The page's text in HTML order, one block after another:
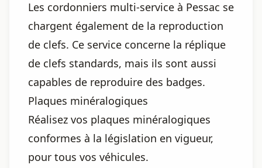
Les cordonniers multi-service à Pessac se
chargent également de la reproduction
de clefs. Ce service concerne la réplique
de clefs standards, mais ils sont aussi
capables de reproduire des badges.
Plaques minéralogiques
Réalisez vos plaques minéralogiques
conformes à la législation en vigueur,
pour tous vos véhicules.